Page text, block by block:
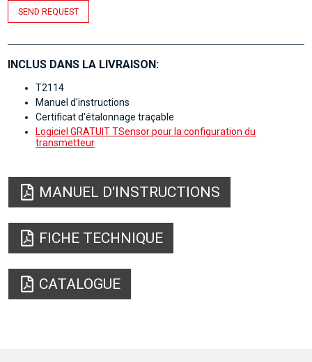
SEND REQUEST
INCLUS DANS LA LIVRAISON:
T2114
Manuel d'instructions
Certificat d'étalonnage traçable
Logiciel GRATUIT TSensor pour la configuration du
transmetteur
MANUEL D'INSTRUCTIONS
FICHE TECHNIQUE
CATALOGUE